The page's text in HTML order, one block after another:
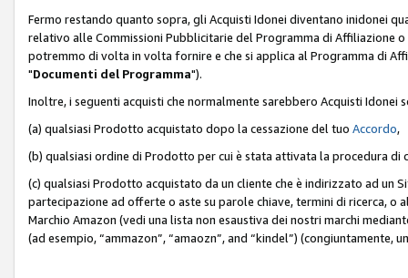
Fermo restando quanto sopra, gli Acquisti Idonei diventano inidonei
relativo alle Commissioni Pubblicitarie del Programma di Affiliazione
potremmo di volta in volta fornire e che si applica al Programma di
"Documenti del Programma").
Inoltre, i seguenti acquisti che normalmente sarebbero Acquisti
(a) qualsiasi Prodotto acquistato dopo la cessazione del tuo Accordo,
(b) qualsiasi ordine di Prodotto per cui è stata attivata la procedura di
(c) qualsiasi Prodotto acquistato da un cliente che è indirizzato ad un
partecipazione ad offerte o aste su parole chiave, termini di ricerca,
Marchio Amazon (vedi una lista non esaustiva dei nostri marchi
(ad esempio, “ammazon”, “amaozn”, and “kindel”) (congiuntamente,